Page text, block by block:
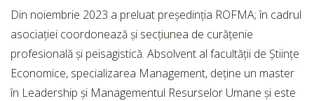
Din noiembrie 2023 a preluat președinția ROFMA; în cadrul
asociației coordonează și secțiunea de curățenie
profesională și peisagistică. Absolvent al facultății de Științe
Economice, specializarea Management, deține un master
în Leadership și Managementul Resurselor Umane și este